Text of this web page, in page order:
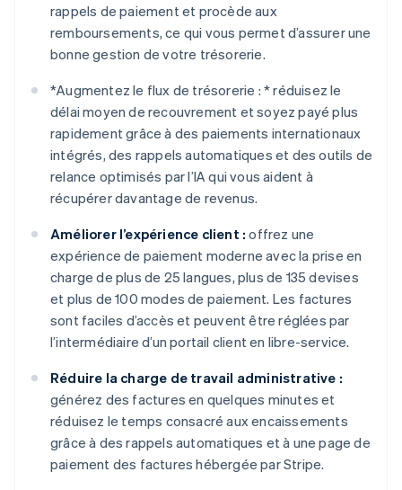
rappels de paiement et procède aux
remboursements, ce qui vous permet d’assurer une
bonne gestion de votre trésorerie.
*Augmentez le flux de trésorerie : *réduisez le
délai moyen de recouvrement et soyez payé plus
rapidement grâce à des paiements internationaux
intégrés, des rappels automatiques et des outils de
relance optimisés par l’IA qui vous aident à
récupérer davantage de revenus.
Améliorer l’expérience client : offrez une
expérience de paiement moderne avec la prise en
charge de plus de 25 langues, plus de 135 devises
et plus de 100 modes de paiement. Les factures
sont faciles d’accès et peuvent être réglées par
l’intermédiaire d’un portail client en libre-service.
Réduire la charge de travail administrative :
générez des factures en quelques minutes et
réduisez le temps consacré aux encaissements
grâce à des rappels automatiques et à une page de
paiement des factures hébergée par Stripe.